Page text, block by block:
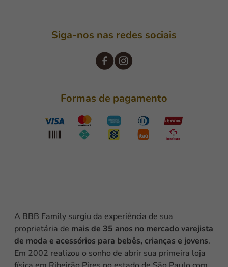
Siga-nos nas redes sociais
Formas de pagamento
A BBB Family surgiu da experiência de sua
proprietária de mais de 35 anos no mercado varejista
de moda e acessórios para bebês, crianças e jovens.
Em 2002 realizou o sonho de abrir sua primeira loja